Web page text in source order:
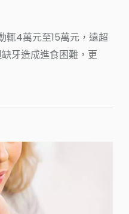
輒4萬元至15萬元，遠超
牙造成進食困難，更